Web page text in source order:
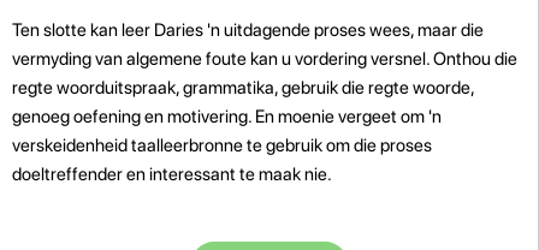
Ten slotte kan leer Daries 'n uitdagende proses wees, maar die
vermyding van algemene foute kan u vordering versnel. Onthou die
regte woorduitspraak, grammatika, gebruik die regte woorde,
genoeg oefening en motivering. En moenie vergeet om 'n
verskeidenheid taalleerbronne te gebruik om die proses
doeltreffender en interessant te maak nie.